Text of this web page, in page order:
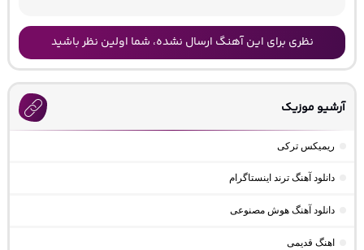
نظری برای این آهنگ ارسال نشده، شما اولین نظر باشید
آرشیو موزیک
ریمیکس ترکی
دانلود آهنگ ترند اینستاگرام
دانلود آهنگ هوش مصنوعی
اهنگ قدیمی